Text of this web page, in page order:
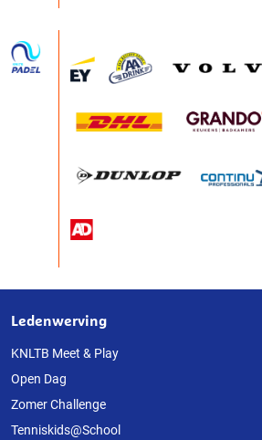
Over
deze
website
Ledenwerving
KNLTB Meet & Play
Open Dag
Zomer Challenge
Tenniskids@School